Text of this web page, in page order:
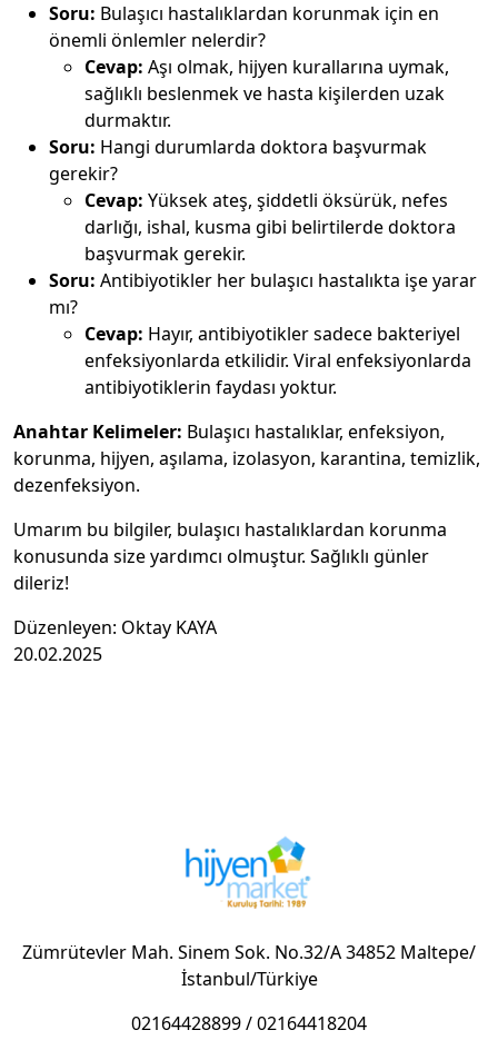
Soru: Bulaşıcı hastalıklardan korunmak için en
önemli önlemler nelerdir?
Cevap: Aşı olmak, hijyen kurallarına uymak,
sağlıklı beslenmek ve hasta kişilerden uzak
durmaktır.
Soru: Hangi durumlarda doktora başvurmak
gerekir?
Cevap: Yüksek ateş, şiddetli öksürük, nefes
darlığı, ishal, kusma gibi belirtilerde doktora
başvurmak gerekir.
Soru: Antibiyotikler her bulaşıcı hastalıkta işe yarar
mı?
Cevap: Hayır, antibiyotikler sadece bakteriyel
enfeksiyonlarda etkilidir. Viral enfeksiyonlarda
antibiyotiklerin faydası yoktur.
Anahtar Kelimeler: Bulaşıcı hastalıklar, enfeksiyon,
korunma, hijyen, aşılama, izolasyon, karantina, temizlik,
dezenfeksiyon.
Umarım bu bilgiler, bulaşıcı hastalıklardan korunma
konusunda size yardımcı olmuştur. Sağlıklı günler
dileriz!
Düzenleyen: Oktay KAYA
20.02.2025
Zümrütevler Mah. Sinem Sok. No.32/A 34852 Maltepe/
İstanbul/Türkiye
02164428899/02164418204